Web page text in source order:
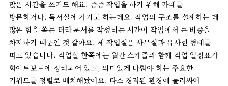
많은 시간을 쓰기도 해요.종종 작업을 하기 위해 카페를
방문하거나, 독서실에 가기도 하는데요.작업의 구조를 설계하는 데
많은 힘을 쏟는 터라문서를 작성하는 시간이 작업에서 큰비중을
차지하기 때문인 것 같아요. 제 작업실은 사무실과 유사한 형태를
띠고 있습니다. 작업실 한쪽에는 월간스케줄과 함께 작업 일정표가
화이트보드에 정리되어 있고, 의미있게 다뤄야 하는 주요한
키워드를 정렬로 배치해놨어요. 다소 경직된 환경에 둘러싸여